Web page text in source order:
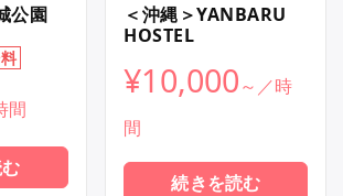
公園
＜沖縄＞YANBARU
HOSTEL
¥10,000
続きを読む